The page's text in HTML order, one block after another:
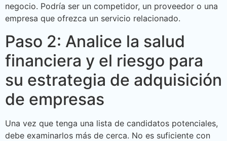
negocio. Podría ser un competidor, un proveedor o una
empresa que ofrezca un servicio relacionado.
Paso 2: Analice la salud
financiera y el riesgo para
su estrategia de adquisición
de empresas
Una vez que tenga una lista de candidatos potenciales,
debe examinarlos más de cerca. No es suficiente con